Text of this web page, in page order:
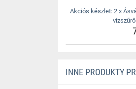
Akciós készlet: 2 x
INNE PRODUKTY